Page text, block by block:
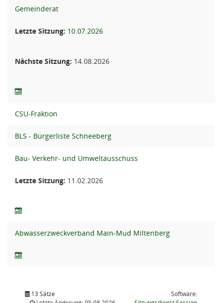
Gemeinderat
Letzte Sitzung: 10.07.2026
Nächste Sitzung: 14.08.2026
CSU-Fraktion
BLS - Bürgerliste Schneeberg
Bau- Verkehr- und Umweltausschuss
Letzte Sitzung: 11.02.2026
Abwasserzweckverband Main-Mud Miltenberg
13 Sätze
Software: